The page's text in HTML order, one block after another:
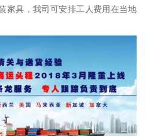
家具，我司可安排工人费用在当地